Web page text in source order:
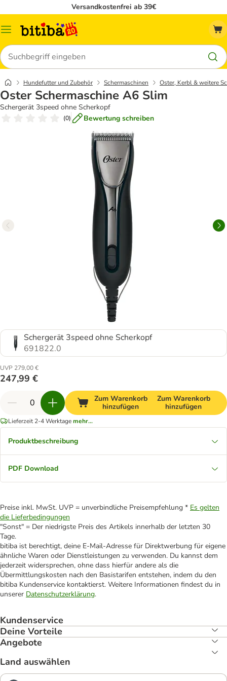
Versandkostenfrei ab 39€
Menü
Suchen
Hundefutter und Zubehör Schermaschinen Oster, Kerbl & weitere
Oster Schermaschine A6 Slim
Schergerät 3speed ohne Scherkopf
(0) Bewertung schreiben
Schergerät 3speed ohne Scherkopf
691822.0
UVP 279,00 €
247,99 €
Zum Warenkorb
hinzufügen
Zum Warenkorb
hinzufügen
Lieferzeit 2-4 Werktagemehr...
Produktbeschreibung
PDF Download
Preise inkl. MwSt. UVP = unverbindliche Preisempfehlung * Es gelten
die Lieferbedingungen
"Sonst" = Der niedrigste Preis des Artikels innerhalb der letzten 30
Tage.
bitiba ist berechtigt, deine E-Mail-Adresse für Direktwerbung für eigene
ähnliche Waren oder Dienstleistungen zu verwenden. Du kannst dem
jederzeit widersprechen, ohne dass hierfür andere als die
Übermittlungskosten nach den Basistarifen entstehen, indem du den
bitiba Kundenservice kontaktierst. Weitere Informationen findest du in
unserer Datenschutzerklärung.
Kundenservice
Deine Vorteile
Angebote
Land auswählen